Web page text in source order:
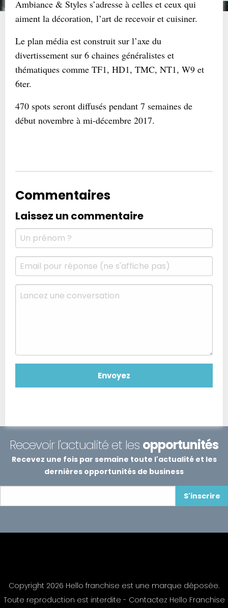
Ambiance & Styles s’adresse à celles et ceux qui
aiment la décoration, l’art de recevoir et cuisiner.
Le plan média est construit sur l’axe du
divertissement sur 6 chaines généralistes et
thématiques comme TF1, HD1, TMC, NT1, W9 et
6ter.
470 spots seront diffusés pendant 7 semaines de
début novembre à mi-décembre 2017.
Commentaires
Laissez un commentaire
Recevoir l'actualité et les opportunités
Recevez une fois par semaine toute l'actualité et les
dernières opportunités de business
S'inscrire
Copyright 2026 Hello franchise est une marque déposée.
Toute reproduction est interdite - Contactez Hello Franchise